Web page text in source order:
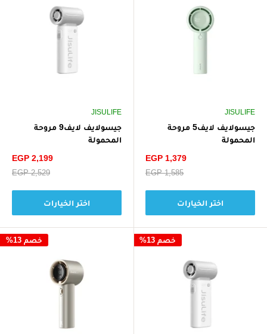
JISULIFE
جيسولايف لايف5 مروحة
المحمولة
سعر
EGP 1,379
سعر
EGP 1,585
اختر الخيارات
JISULIFE
جيسولايف لايف9 مروحة
المحمولة
سعر
EGP 2,199
سعر
EGP 2,529
اختر الخيارات
خصم 13% خصم 13%